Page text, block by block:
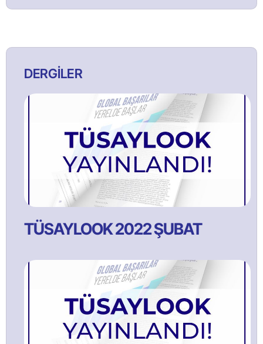
DERGİLER
TÜSAYLOOK 2022 ŞUBAT